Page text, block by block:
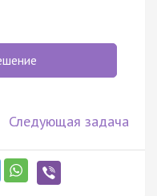
Следующая задача